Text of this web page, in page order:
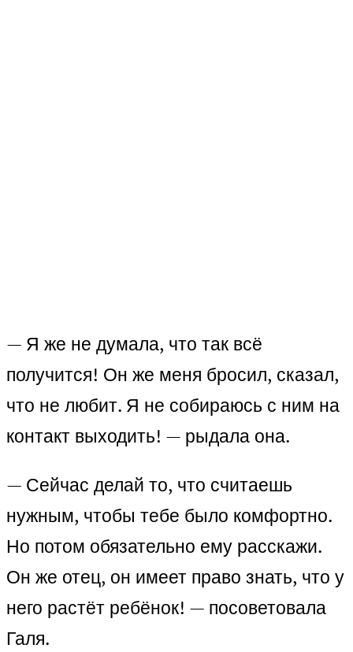
— Я же не думала, что так всё
получится! Он же меня бросил, сказал,
что не любит. Я не собираюсь с ним на
контакт выходить! — рыдала она.
— Сейчас делай то, что считаешь
нужным, чтобы тебе было комфортно.
Но потом обязательно ему расскажи.
Он же отец, он имеет право знать, что у
него растёт ребёнок! — посоветовала
Галя.